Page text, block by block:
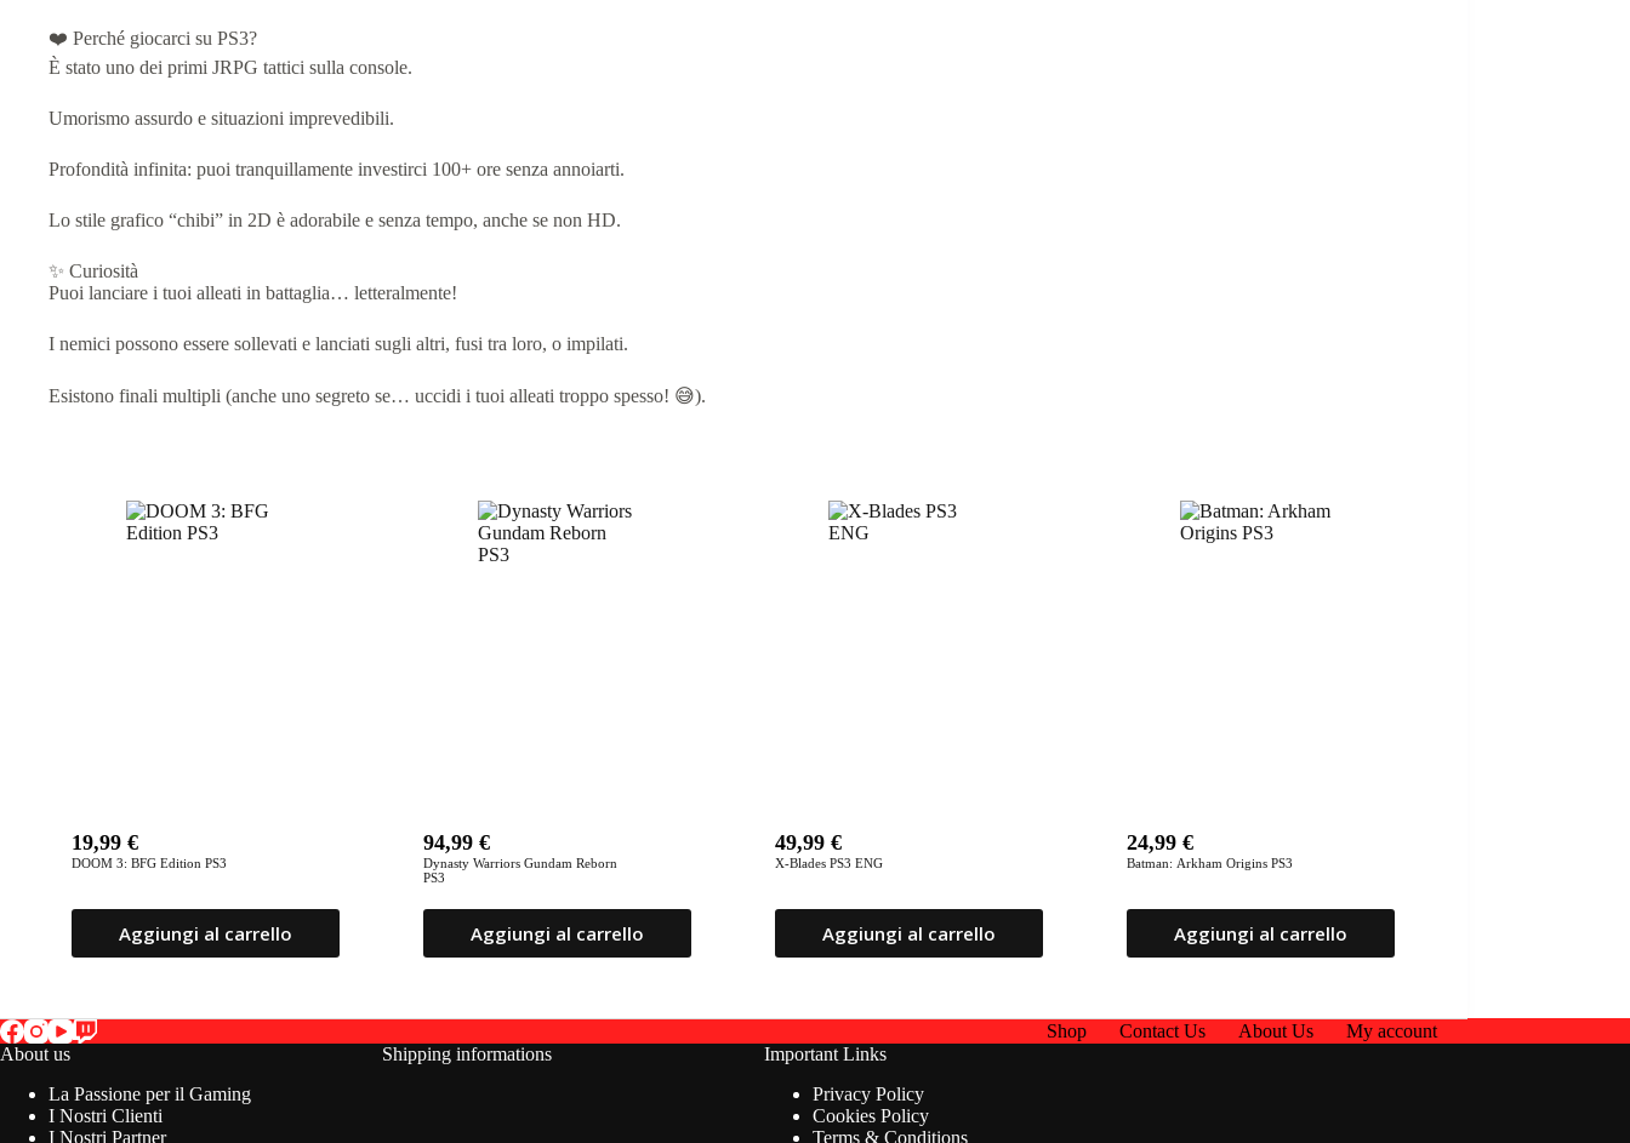
❤️ Perché giocarci su PS3?
È stato uno dei primi JRPG tattici sulla console.
Umorismo assurdo e situazioni imprevedibili.
Profondità infinita: puoi tranquillamente investirci 100+ ore senza annoiarti.
Lo stile grafico “chibi” in 2D è adorabile e senza tempo, anche se non HD.
✨ Curiosità
Puoi lanciare i tuoi alleati in battaglia… letteralmente!
I nemici possono essere sollevati e lanciati sugli altri, fusi tra loro, o impilati.
Esistono finali multipli (anche uno segreto se… uccidi i tuoi alleati troppo spesso! 😅).
DOOM 3: BFG Edition PS3
19,99€
Aggiungi al carrello
Dynasty Warriors Gundam Reborn
PS3
94,99€
Aggiungi al carrello
X-Blades PS3 ENG
49,99€
Aggiungi al carrello
Batman: Arkham Origins PS3
24,99€
Aggiungi al carrello
Shop Contact Us About Us
My account
About us
La Passione per il Gaming
I Nostri Clienti
I Nostri Partner
Shipping informations
Important Links
Privacy Policy
Cookies Policy
Terms & Conditions